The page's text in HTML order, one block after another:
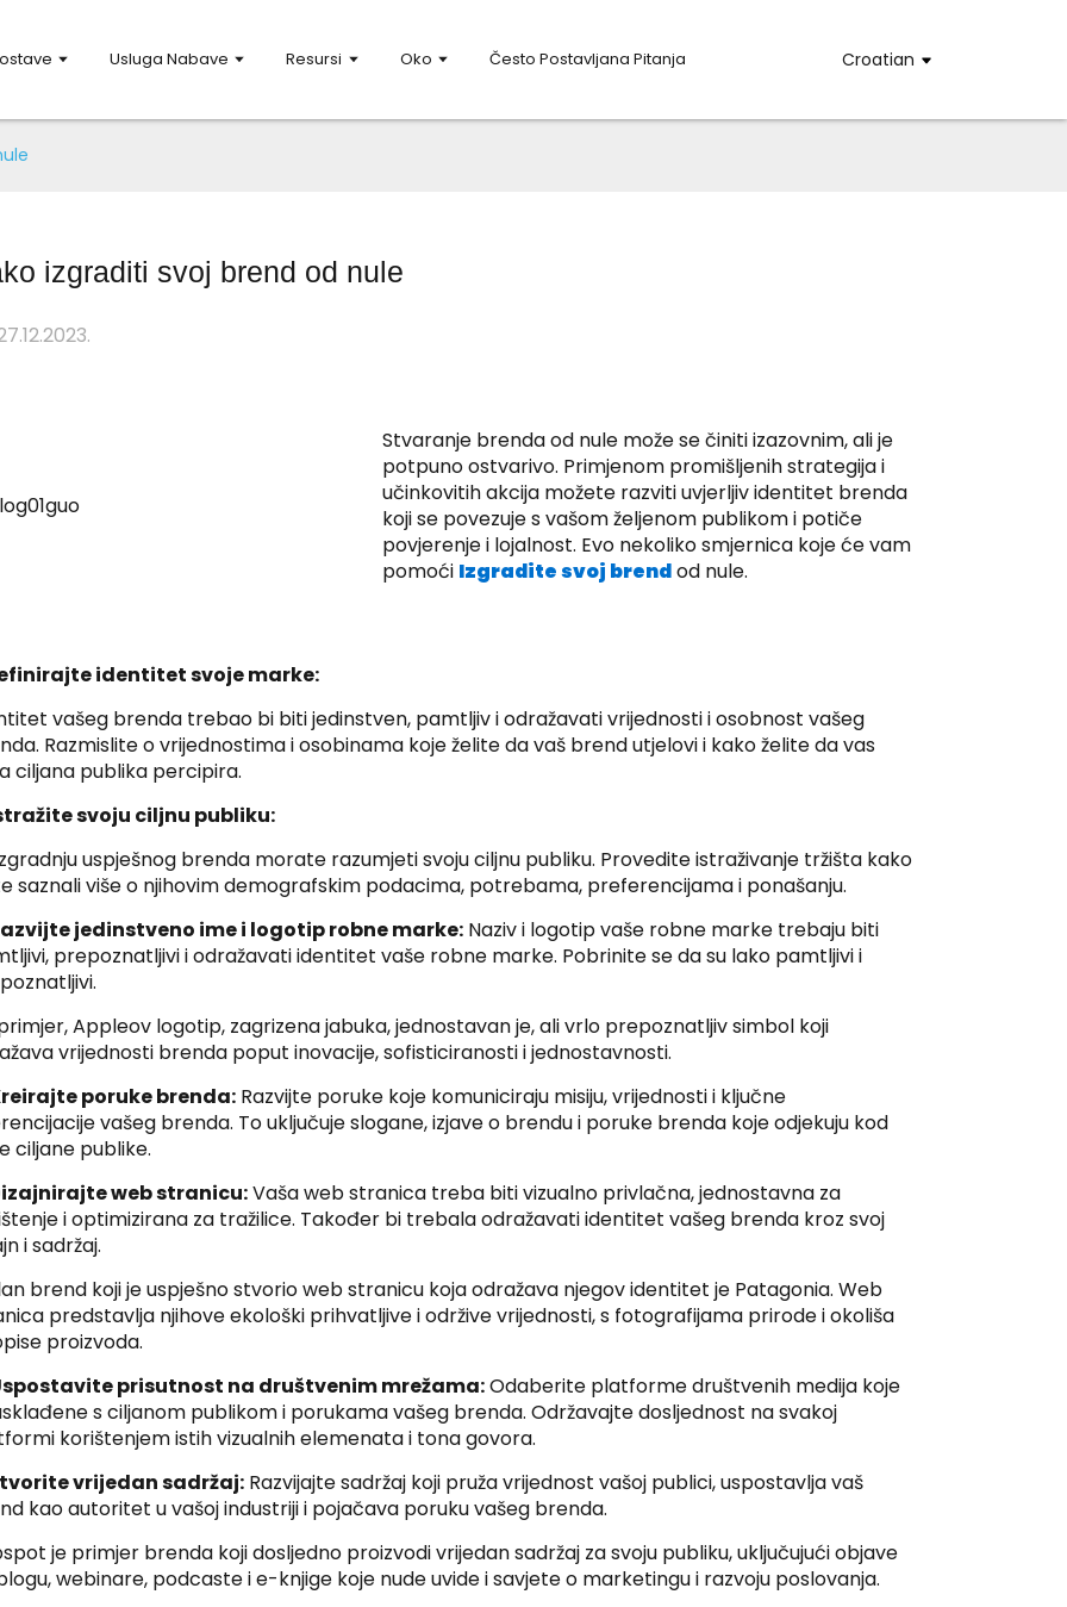
Usluga Nabave Resursi Oko Često Postavljana Pitanja Croatian
izgraditi svoj brend od nule
Stvaranje brenda od nule može se činiti izazovnim, ali je
potpuno ostvarivo. Primjenom promišljenih strategija i
učinkovitih akcija možete razviti uvjerljiv identitet brenda
koji se povezuje s vašom željenom publikom i potiče
povjerenje i lojalnost. Evo nekoliko smjernica koje će vam
pomoći Izgradite svoj brendod nule.
identitet svoje marke:
vašeg brenda trebao bi biti jedinstven, pamtljiv i odražavati vrijednosti i osobnost vašeg
Razmislite o vrijednostima i osobinama koje želite da vaš brend utjelovi i kako želite da vas
ciljana publika percipira.
svoju ciljnu publiku:
uspješnog brenda morate razumjeti svoju ciljnu publiku. Provedite istraživanje tržišta kako
saznali više o njihovim demografskim podacima, potrebama, preferencijama i ponašanju.
jedinstveno ime i logotip robne marke: Naziv i logotip vaše robne marke trebaju biti
prepoznatljivi i odražavati identitet vaše robne marke. Pobrinite se da su lako pamtljivi i
Appleov logotip, zagrizena jabuka, jednostavan je, ali vrlo prepoznatljiv simbol koji
vrijednosti brenda poput inovacije, sofisticiranosti i jednostavnosti.
poruke brenda: Razvijte poruke koje komuniciraju misiju, vrijednosti i ključne
vašeg brenda. To uključuje slogane, izjave o brendu i poruke brenda koje odjekuju kod
ciljane publike.
web stranicu:Vaša web stranica treba biti vizualno privlačna, jednostavna za
i optimizirana za tražilice. Također bi trebala odražavati identitet vašeg brenda kroz svoj
i sadržaj.
brend koji je uspješno stvorio web stranicu koja odražava njegov identitet je Patagonia. Web
predstavlja njihove ekološki prihvatljive i održive vrijednosti, s fotografijama prirode i okoliša
proizvoda.
prisutnost na društvenim mrežama:Odaberite platforme društvenih medija koje
s ciljanom publikom i porukama vašeg brenda. Održavajte dosljednost na svakoj
korištenjem istih vizualnih elemenata i tona govora.
vrijedan sadržaj: Razvijajte sadržaj koji pruža vrijednost vašoj publici, uspostavlja vaš
kao autoritet u vašoj industriji i pojačava poruku vašeg brenda.
je primjer brenda koji dosljedno proizvodi vrijedan sadržaj za svoju publiku, uključujući objave
webinare, podcaste i e-knjige koje nude uvide i savjete o marketingu i razvoju poslovanja.